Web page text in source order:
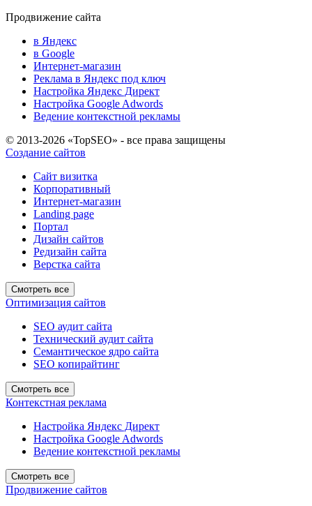
Продвижение сайта
в Яндекс
в Google
Интернет-магазин
Реклама в Яндекс под ключ
Настройка Яндекс Директ
Настройка Google Adwords
Ведение контекстной рекламы
© 2013-2026 «TopSEO» - все права защищены
Создание сайтов
Сайт визитка
Корпоративный
Интернет-магазин
Landing page
Портал
Дизайн сайтов
Редизайн сайта
Верстка сайта
Смотреть все
Оптимизация сайтов
SEO аудит сайта
Технический аудит сайта
Семантическое ядро сайта
SEO копирайтинг
Смотреть все
Контекстная реклама
Настройка Яндекс Директ
Настройка Google Adwords
Ведение контекстной рекламы
Смотреть все
Продвижение сайтов